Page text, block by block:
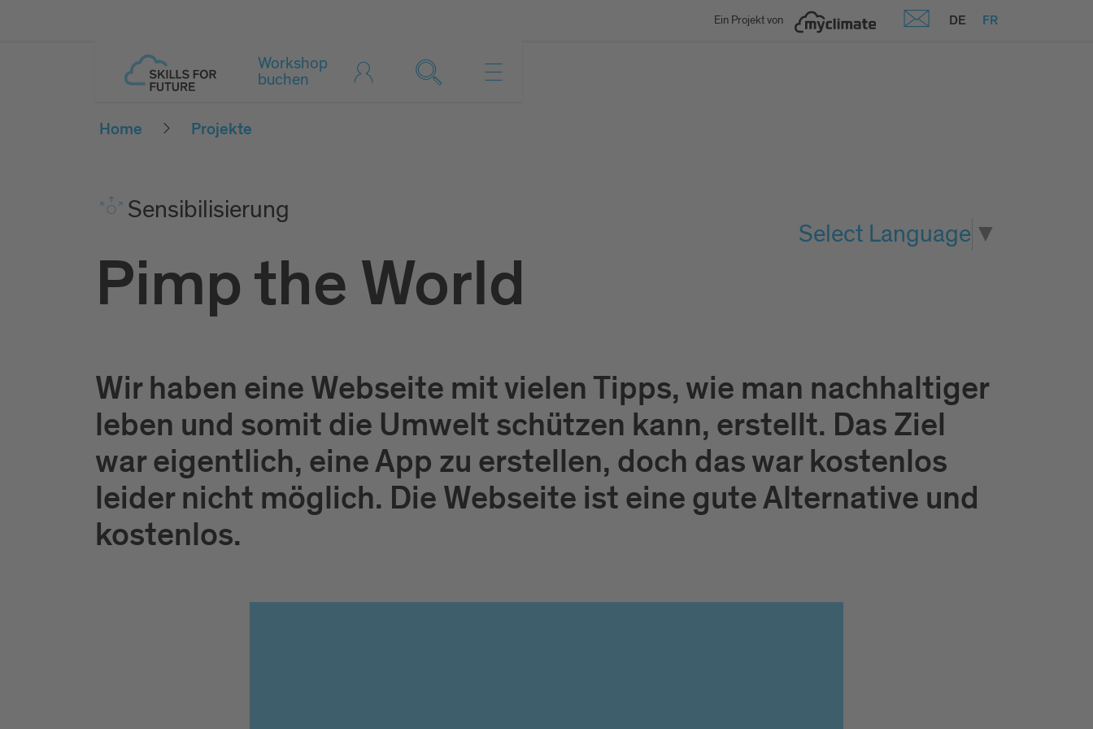
Ein Projekt von DE FR
Workshop
buchen
Home Projekte
Sen­si­bi­li­sie­rung
Select Language ▼
Pimp the World
Wir haben eine Webseite mit vielen Tipps, wie man nachhaltiger
leben und somit die Umwelt schützen kann, erstellt. Das Ziel
war eigentlich, eine App zu erstellen, doch das war kostenlos
leider nicht möglich. Die Webseite ist eine gute Alternative und
kostenlos.